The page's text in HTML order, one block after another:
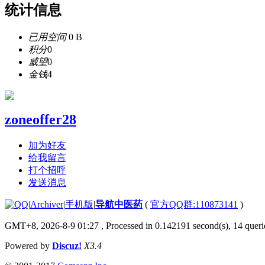
统计信息
已用空间0 B
积分0
威望0
金钱4
zoneoffer28
加为好友
给我留言
打个招呼
发送消息
|Archiver|手机版|导航中医药 ( 官方QQ群:110873141 )
GMT+8, 2026-8-9 01:27 , Processed in 0.142191 second(s), 14
Powered by Discuz! X3.4